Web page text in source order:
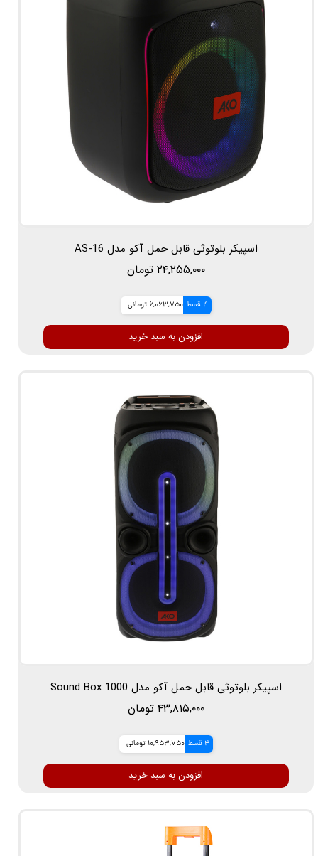
اسپیکر بلوتوثی قابل حمل آکو مدل AS-16
۲۴,۲۵۵,۰۰۰ تومان
4 قسط 6,063,750 تومانی
افزودن به سبد خرید
اسپیکر بلوتوثی قابل حمل آکو مدل Sound Box 1000
۴۳,۸۱۵,۰۰۰ تومان
4 قسط 10,953,750 تومانی
افزودن به سبد خرید